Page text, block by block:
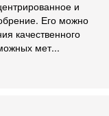
и
Его можно
качественного
мет...